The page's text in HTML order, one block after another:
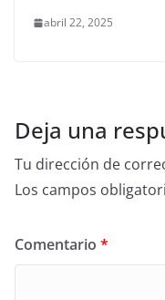
abril 22, 2025
Deja una
Tu dirección de
Los campos
Comentario *